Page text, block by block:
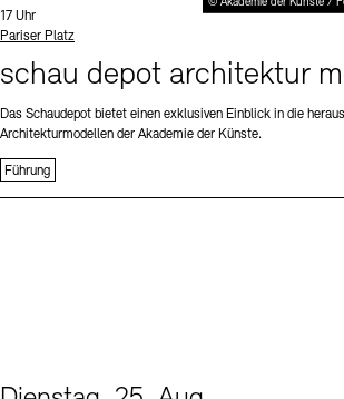
© Akademie der Künste /
Uhrzeit:
17 Uhr
Standort
Pariser Platz
schau depot architektur
Das Schaudepot bietet einen exklusiven Einblick in die
Architekturmodellen der Akademie der Künste.
Führung